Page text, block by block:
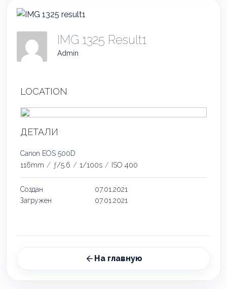
IMG 1325 Result1
Admin
LOCATION
ДЕТАЛИ
Canon EOS 500D
116mm / ƒ/5.6 / 1/100s / ISO 400
Создан
07.01.2021
Загружен
07.01.2021
На главную